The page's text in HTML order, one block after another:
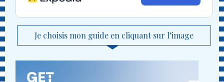
Je choisis mon guide en cliquant sur l’image